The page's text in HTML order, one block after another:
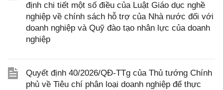
định chi tiết một số điều của Luật Giáo dục nghề
nghiệp về chính sách hỗ trợ của Nhà nước đối với
doanh nghiệp và Quỹ đào tạo nhân lực của doanh
nghiệp
Quyết định 40/2026/QĐ-TTg của Thủ tướng Chính
phủ về Tiêu chí phân loại doanh nghiệp để thực